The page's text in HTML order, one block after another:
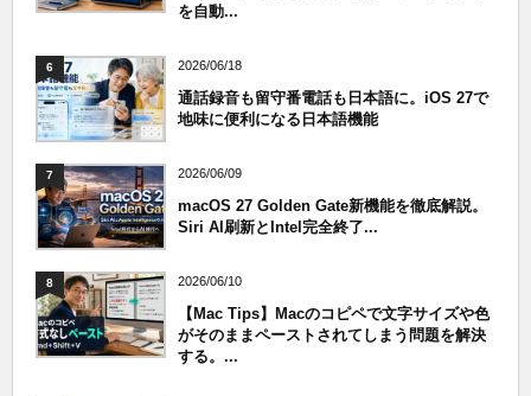
を自動...
6 2026/06/18
通話録音も留守番電話も日本語に。iOS 27で
地味に便利になる日本語機能
7 2026/06/09
macOS 27 Golden Gate新機能を徹底解説。
Siri AI刷新とIntel完全終了...
8 2026/06/10
【Mac Tips】Macのコピペで文字サイズや色
がそのままペーストされてしまう問題を解決
する。...